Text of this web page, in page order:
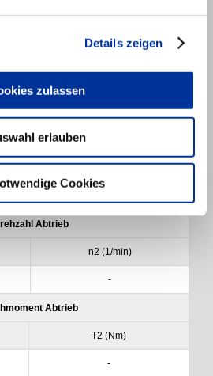
Details zeigen
zulassen
erlauben
Cookies
-
Antrieb
n1 (1/min)
Abtrieb
n2 (1/min)
-
Abtrieb
T2 (Nm)
-